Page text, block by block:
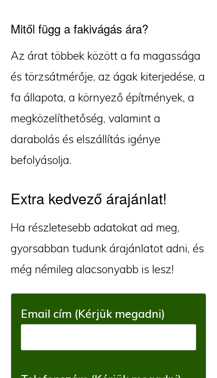
Mitől függ a fakivágás ára?
Az árat többek között a fa magassága
és törzsátmérője, az ágak kiterjedése, a
fa állapota, a környező építmények, a
megközelíthetőség, valamint a
darabolás és elszállítás igénye
befolyásolja.
Extra kedvező árajánlat!
Ha részletesebb adatokat ad meg,
gyorsabban tudunk árajánlatot adni, és
még némileg alacsonyabb is lesz!
Email cím (Kérjük megadni)